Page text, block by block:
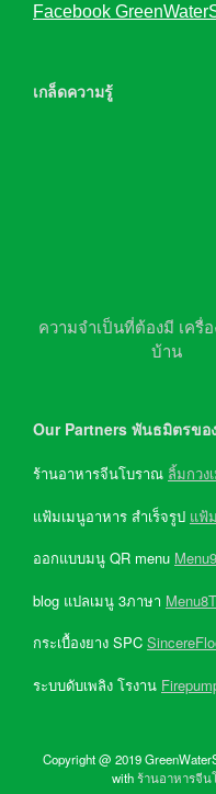
Facebook
เกล็ดความรู้
ความจำเป็นที่ต้องมี เครื่
บ้าน
Our Partners พันธมิตรขอ
ร้านอาหารจีนโบราณ ลิ้มกวง
แฟ้มเมนูอาหาร สำเร็จรูป แฟ้
ออกแบบมนู QR menu
blog แปลเมนู 3ภาษา
กระเบื้องยาง SPC
ระบบดับเพลิง โรงาน
Copyright @ 2019
withร้านอาหารจีน